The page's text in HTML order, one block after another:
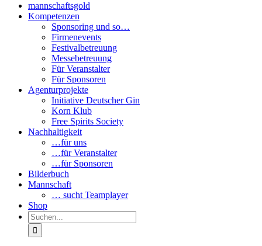
mannschaftsgold
Kompetenzen
Sponsoring und so…
Firmenevents
Festivalbetreuung
Messebetreuung
Für Veranstalter
Für Sponsoren
Agenturprojekte
Initiative Deutscher Gin
Korn Klub
Free Spirits Society
Nachhaltigkeit
…für uns
…für Veranstalter
…für Sponsoren
Bilderbuch
Mannschaft
… sucht Teamplayer
Shop
Suche
nach: